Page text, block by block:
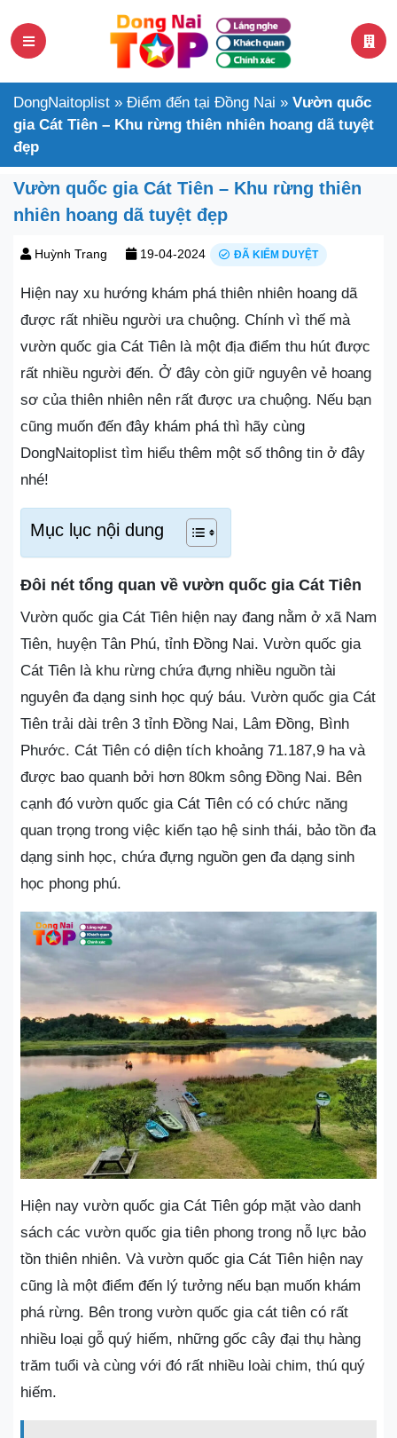
DongNaitoplist » Điểm đến tại Đồng Nai » Vườn quốc
gia Cát Tiên – Khu rừng thiên nhiên hoang dã tuyệt
đẹp
Vườn quốc gia Cát Tiên – Khu rừng thiên
nhiên hoang dã tuyệt đẹp
Huỳnh Trang 19-04-2024 ĐÃ KIỂM DUYỆT
Hiện nay xu hướng khám phá thiên nhiên hoang dã
được rất nhiều người ưa chuộng. Chính vì thế mà
vườn quốc gia Cát Tiên là một địa điểm thu hút được
rất nhiều người đến. Ở đây còn giữ nguyên vẻ hoang
sơ của thiên nhiên nên rất được ưa chuộng. Nếu bạn
cũng muốn đến đây khám phá thì hãy cùng
DongNaitoplist tìm hiểu thêm một số thông tin ở đây
nhé!
Mục lục nội dung
Đôi nét tổng quan về vườn quốc gia Cát Tiên
Vườn quốc gia Cát Tiên hiện nay đang nằm ở xã Nam
Tiên, huyện Tân Phú, tỉnh Đồng Nai. Vườn quốc gia
Cát Tiên là khu rừng chứa đựng nhiều nguồn tài
nguyên đa dạng sinh học quý báu. Vườn quốc gia Cát
Tiên trải dài trên 3 tỉnh Đồng Nai, Lâm Đồng, Bình
Phước. Cát Tiên có diện tích khoảng 71.187,9 ha và
được bao quanh bởi hơn 80km sông Đồng Nai. Bên
cạnh đó vườn quốc gia Cát Tiên có có chức năng
quan trọng trong việc kiến tạo hệ sinh thái, bảo tồn đa
dạng sinh học, chứa đựng nguồn gen đa dạng sinh
học phong phú.
Hiện nay vườn quốc gia Cát Tiên góp mặt vào danh
sách các vườn quốc gia tiên phong trong nỗ lực bảo
tồn thiên nhiên. Và vườn quốc gia Cát Tiên hiện nay
cũng là một điểm đến lý tưởng nếu bạn muốn khám
phá rừng. Bên trong vườn quốc gia cát tiên có rất
nhiều loại gỗ quý hiếm, những gốc cây đại thụ hàng
trăm tuổi và cùng với đó rất nhiều loài chim, thú quý
hiếm.